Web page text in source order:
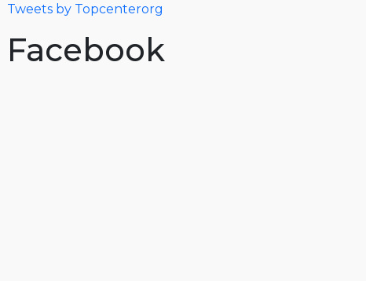
Tweets by Topcenterorg
Facebook